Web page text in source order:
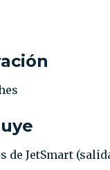
de JetSmart